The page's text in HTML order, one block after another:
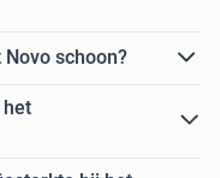
schoon?
het